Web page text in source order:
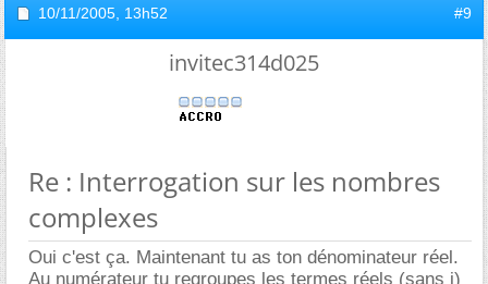
10/11/2005, 13h52 #9
invitec314d025
Re : Interrogation sur les nombres
complexes
Oui c'est ça. Maintenant tu as ton dénominateur réel.
Au numérateur tu regroupes les termes réels (sans i)